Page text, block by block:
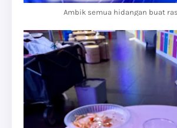
Ambik semua hidangan buat